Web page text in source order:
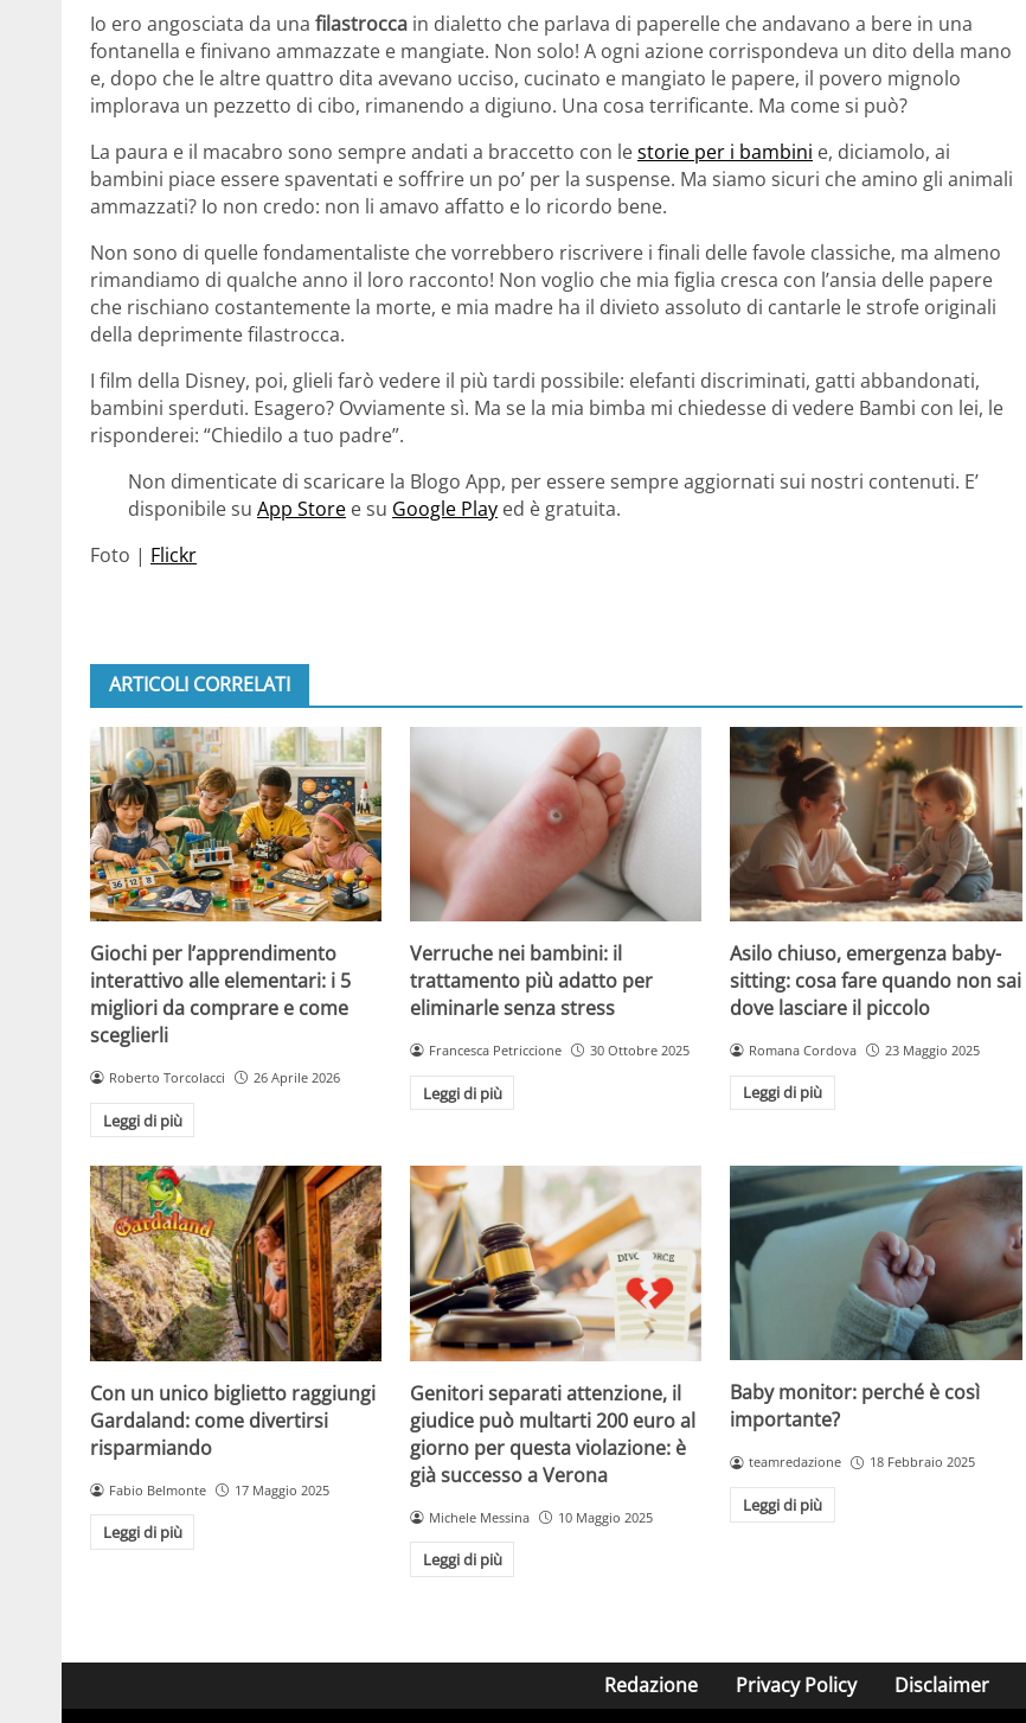
Io ero angosciata da una filastrocca in dialetto che parlava di paperelle che andavano a bere in una
fontanella e finivano ammazzate e mangiate. Non solo! A ogni azione corrispondeva un dito della mano
e, dopo che le altre quattro dita avevano ucciso, cucinato e mangiato le papere, il povero mignolo
implorava un pezzetto di cibo, rimanendo a digiuno. Una cosa terrificante. Ma come si può?
La paura e il macabro sono sempre andati a braccetto con lestorie per i bambini e, diciamolo, ai
bambini piace essere spaventati e soffrire un po’ per la suspense. Ma siamo sicuri che amino gli animali
ammazzati? Io non credo: non li amavo affatto e lo ricordo bene.
Non sono di quelle fondamentaliste che vorrebbero riscrivere i finali delle favole classiche, ma almeno
rimandiamo di qualche anno il loro racconto! Non voglio che mia figlia cresca con l’ansia delle papere
che rischiano costantemente la morte, e mia madre ha il divieto assoluto di cantarle le strofe originali
della deprimente filastrocca.
I film della Disney, poi, glieli farò vedere il più tardi possibile: elefanti discriminati, gatti abbandonati,
bambini sperduti. Esagero? Ovviamente sì. Ma se la mia bimba mi chiedesse di vedere Bambi con lei, le
risponderei: “Chiedilo a tuo padre”.
Non dimenticate di scaricare la Blogo App, per essere sempre aggiornati sui nostri contenuti. E’
disponibile su App Store e su Google Play ed è gratuita.
Foto | Flickr
ARTICOLI CORRELATI
Giochi per l’apprendimento
interattivo alle elementari: i 5
migliori da comprare e come
sceglierli
Roberto Torcolacci 26 Aprile 2026
Leggi di più
Verruche nei bambini: il
trattamento più adatto per
eliminarle senza stress
Francesca Petriccione 30 Ottobre 2025
Leggi di più
Asilo chiuso, emergenza baby-
sitting: cosa fare quando non sai
dove lasciare il piccolo
Romana Cordova 23 Maggio 2025
Leggi di più
Con un unico biglietto raggiungi
Gardaland: come divertirsi
risparmiando
Fabio Belmonte 17 Maggio 2025
Leggi di più
Genitori separati attenzione, il
giudice può multarti 200 euro al
giorno per questa violazione: è
già successo a Verona
Michele Messina 10 Maggio 2025
Leggi di più
Baby monitor: perché è così
importante?
teamredazione 18 Febbraio 2025
Leggi di più
Redazione Privacy Policy Disclaimer